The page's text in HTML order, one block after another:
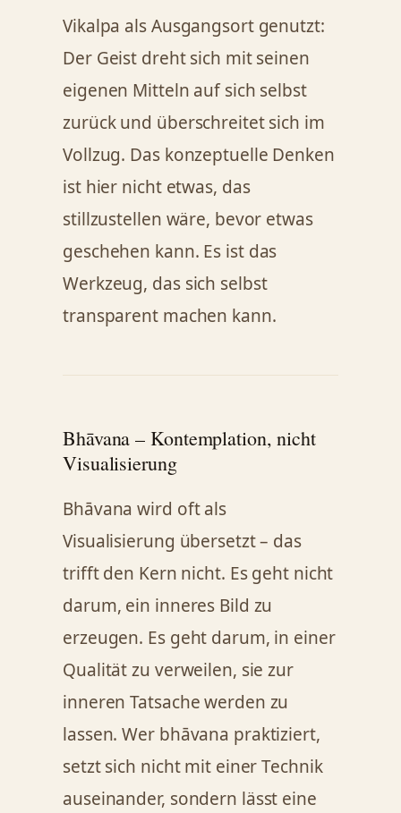
Vikalpa als Ausgangsort genutzt:
Der Geist dreht sich mit seinen
eigenen Mitteln auf sich selbst
zurück und überschreitet sich im
Vollzug. Das konzeptuelle Denken
ist hier nicht etwas, das
stillzustellen wäre, bevor etwas
geschehen kann. Es ist das
Werkzeug, das sich selbst
transparent machen kann.
Bhāvana – Kontemplation, nicht
Visualisierung
Bhāvana wird oft als
Visualisierung übersetzt – das
trifft den Kern nicht. Es geht nicht
darum, ein inneres Bild zu
erzeugen. Es geht darum, in einer
Qualität zu verweilen, sie zur
inneren Tatsache werden zu
lassen. Wer bhāvana praktiziert,
setzt sich nicht mit einer Technik
auseinander, sondern lässt eine